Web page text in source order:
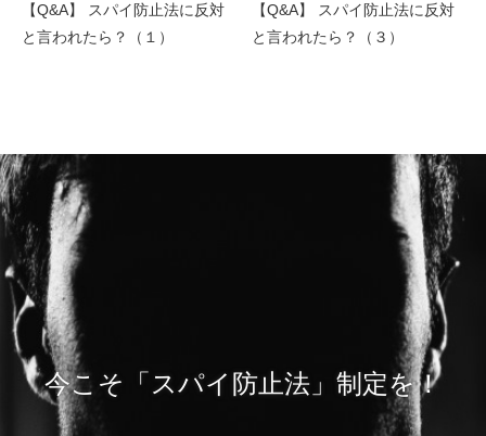
【Q&A】 スパイ防止法に反対
と言われたら？（１）
【Q&A】 スパイ防止法に反対
と言われたら？（３）
今こそ「スパイ防止法」制定を！